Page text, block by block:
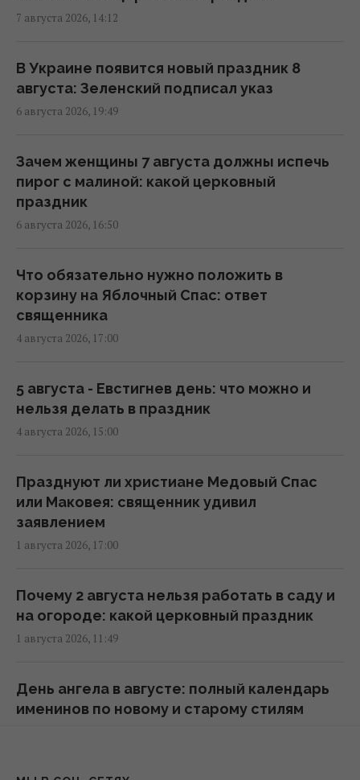
7 августа Украину накроет непогода:
после жары
13:46 четверг, 06 августа 2026
первыми накроет непогода и
долгожданное похолодание
13:19 четверг, 06 августа 2026
ворвутся грозы, шквалы и град, - синоптик
(карта)
09:31 четверг, 06 августа 2026
аномальной жары: где первыми
почувствуют похолодание
08:28 четверг, 06 августа 2026
6 августа жара в Киеве достигнет апогея:
разогреет аж до +39°
08:03 четверг, 06 августа 2026
нового удара (график)
07:10 четверг, 06 августа 2026
максимума (карта)
06:30 четверг, 06 августа 2026
7 августа 2026, 14:12
В Украине появится новый праздник 8
августа: Зеленский подписал указ
6 августа 2026, 19:49
Зачем женщины 7 августа должны испечь
пирог с малиной: какой церковный
праздник
6 августа 2026, 16:50
Что обязательно нужно положить в
корзину на Яблочный Спас: ответ
священника
4 августа 2026, 17:00
5 августа - Евстигнев день: что можно и
нельзя делать в праздник
4 августа 2026, 15:00
Празднуют ли христиане Медовый Спас
или Маковея: священник удивил
заявлением
1 августа 2026, 17:00
Почему 2 августа нельзя работать в саду и
на огороде: какой церковный праздник
1 августа 2026, 11:49
День ангела в августе: полный календарь
именинов по новому и старому стилям